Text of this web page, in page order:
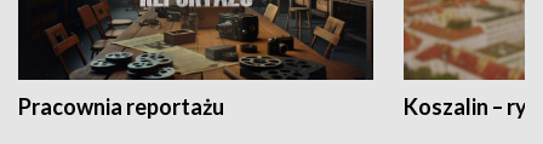
Pracownia reportażu Koszalin –